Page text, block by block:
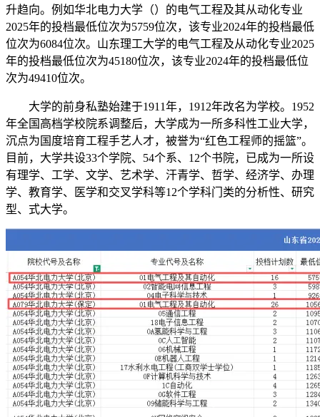
升趋向。例如华北电力大学（）的电气工程及其从动化专业
2025年的投档最低位次为5759位次，该专业2024年的投档最低
位次为6084位次。山东理工大学的电气工程及从动化专业2025
年的投档最低位次为45180位次，该专业2024年的投档最低位
次为49410位次。
大学的前身私塾始建于1911年，1912年改名为学校。1952
年全国高档学校院系调整后，大学成为一所多科性工业大学，
沉点为国度培育工程手艺人才，被誉为“红色工程师的摇篮”。
目前，大学共设33个学院、54个系、12个书院，已成为一所设
有理学、工学、文学、艺术学、汗青学、哲学、经济学、办理
学、教育学、医学和交叉学科等12个学科门类的分析性、研究
型、式大学。